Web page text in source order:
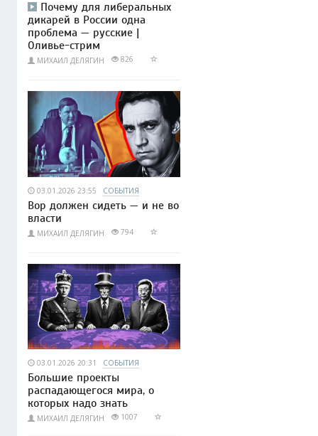
Почему для либеральных
дикарей в России одна
проблема — русские |
Оливье-стрим
МИХАИЛ ДЕЛЯГИН 826
03.01.2026 23:55 СОБЫТИЯ
Вор должен сидеть — и не во
власти
МИХАИЛ ДЕЛЯГИН 794
03.01.2026 20:31 СОБЫТИЯ
Большие проекты
распадающегося мира, о
которых надо знать
МИХАИЛ ДЕЛЯГИН 1007